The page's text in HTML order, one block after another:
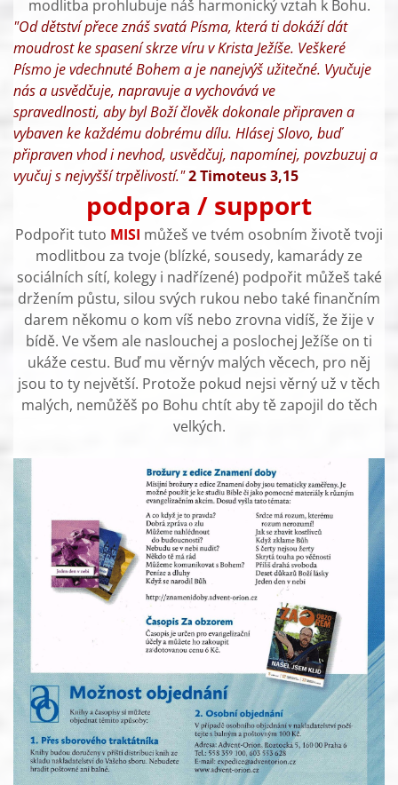
modlitba prohlubuje náš harmonický vztah k Bohu.
"Od dětství přece znáš svatá Písma, která ti dokáží dát
moudrost ke spasení skrze víru v Krista Ježíše. Veškeré
Písmo je vdechnuté Bohem a je nanejvýš užitečné. Vyučuje
nás a usvědčuje, napravuje a vychovává ve
spravedlnosti, aby byl Boží člověk dokonale připraven a
vybaven ke každému dobrému dílu. Hlásej Slovo, buď
připraven vhod i nevhod, usvědčuj, napomínej, povzbuzuj a
vyučuj s nejvyšší trpělivostí."2 Timoteus 3,15
podpora / support
Podpořit tuto MISI můžeš ve tvém osobním životě tvoji
modlitbou za tvoje (blízké, sousedy, kamarády ze
sociálních sítí, kolegy i nadřízené) podpořit můžeš také
držením půstu, silou svých rukou nebo také finančním
darem někomu o kom víš nebo zrovna vidíš, že žije v
bídě. Ve všem ale naslouchej a poslochej Ježíše on ti
ukáže cestu. Buď mu věrnýv malých věcech, pro něj
jsou to ty největší. Protože pokud nejsi věrný už v těch
malých, nemůžěš po Bohu chtít aby tě zapojil do těch
velkých.